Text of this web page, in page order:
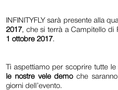
INFINITYFLY sarà presente alla
2017, che si terrà a Campitello di
1 ottobre 2017.
Ti aspettiamo per scoprire tutte le
le nostre vele demoche
giorni dell’evento.